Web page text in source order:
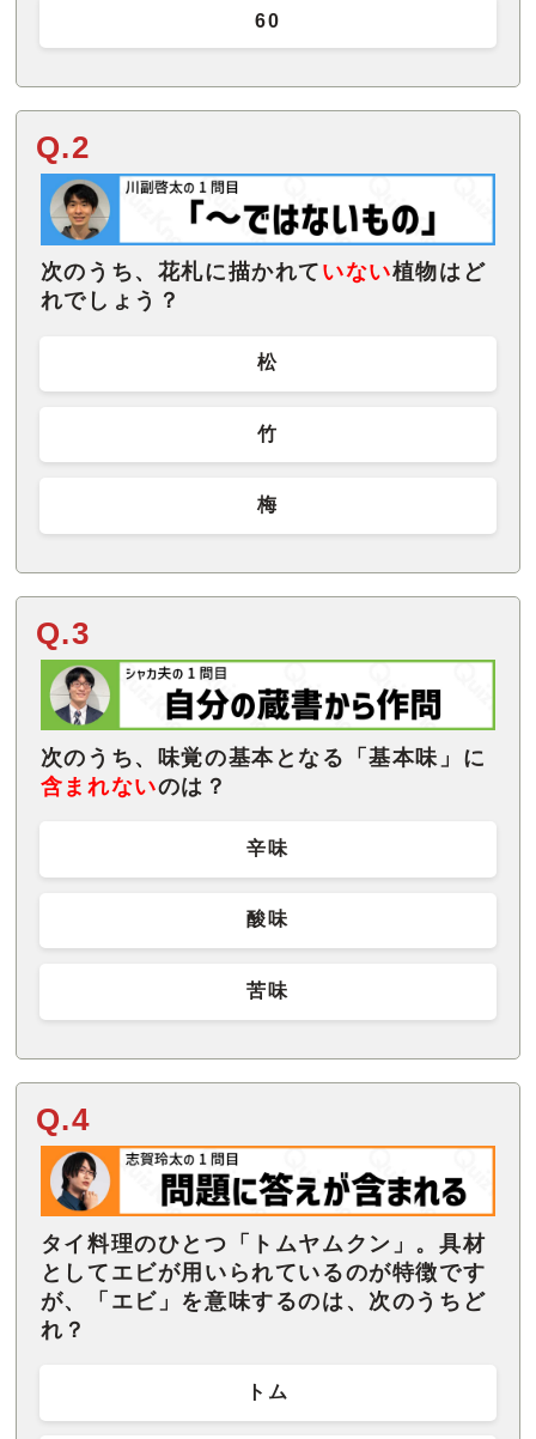
60
Q.2
次のうち、花札に描かれて いない植物はど
れでしょう？
松
竹
梅
Q.3
次のうち、味覚の基本となる「基本味」に
含まれないのは？
辛味
酸味
苦味
Q.4
タイ料理のひとつ「トムヤムクン」。具材
としてエビが用いられているのが特徴です
が、「エビ」を意味するのは、次のうちど
れ？
トム